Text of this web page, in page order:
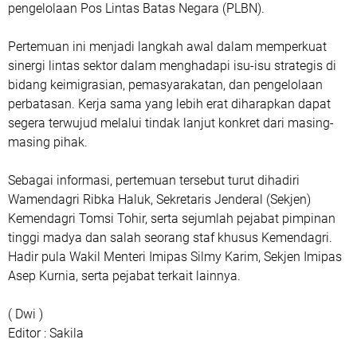
pengelolaan Pos Lintas Batas Negara (PLBN).
Pertemuan ini menjadi langkah awal dalam memperkuat
sinergi lintas sektor dalam menghadapi isu-isu strategis di
bidang keimigrasian, pemasyarakatan, dan pengelolaan
perbatasan. Kerja sama yang lebih erat diharapkan dapat
segera terwujud melalui tindak lanjut konkret dari masing-
masing pihak.
Sebagai informasi, pertemuan tersebut turut dihadiri
Wamendagri Ribka Haluk, Sekretaris Jenderal (Sekjen)
Kemendagri Tomsi Tohir, serta sejumlah pejabat pimpinan
tinggi madya dan salah seorang staf khusus Kemendagri.
Hadir pula Wakil Menteri Imipas Silmy Karim, Sekjen Imipas
Asep Kurnia, serta pejabat terkait lainnya.
( Dwi )
Editor : Sakila